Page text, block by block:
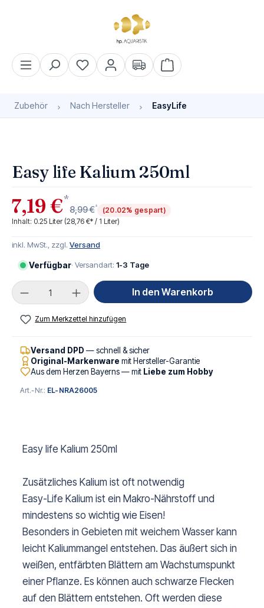
Warenkorb enthält 0
Zubehör Nach Hersteller EasyLife
Easy life Kalium 250ml
7,19 €*
8,99 €*
(20.02% gespart)
Inhalt: 0.25 Liter (28,76 €* / 1 Liter)
inkl. MwSt., zzgl. Versand
Verfügbar· Versandart: 1-3 Tage
Produkt Anzahl: Gib den gewünschten Wert
In den Warenkorb
Zum Merkzettel hinzufügen
Versand DPD — schnell & sicher
Original-Markenware mit Hersteller-Garantie
Aus dem Herzen Bayerns — mit Liebe zum Hobby
Art.-Nr.: EL-NRA26005
Easy life Kalium 250ml
Zusätzliches Kalium ist oft notwendig
Easy-Life Kalium ist ein Makro-Nährstoff und
mindestens so wichtig wie Eisen!
Besonders in Gebieten mit weichem Wasser kann
leicht Kaliummangel entstehen. Das äußert sich in
weißen, entfärbten Blättern am Wachstumspunkt
einer Pflanze. Es können auch schwarze Flecken
auf den Blättern entstehen. Oft werden diese